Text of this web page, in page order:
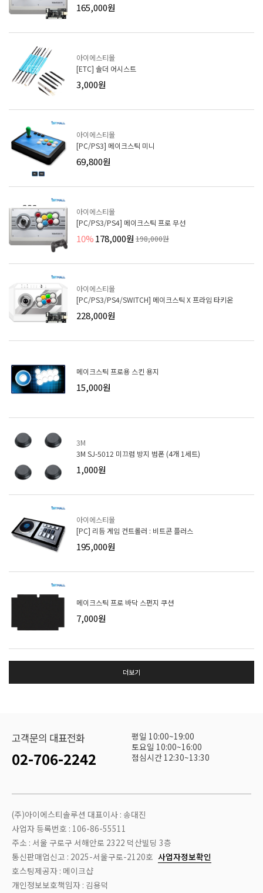
165,000원
아이에스티몰
[ETC] 솔더 어시스트
3,000원
아이에스티몰
[PC/PS3] 메이크스틱 미니
69,800원
아이에스티몰
[PC/PS3/PS4] 메이크스틱 프로 무선
10%178,000원 198,000원
아이에스티몰
[PC/PS3/PS4/SWITCH] 메이크스틱 X 프라임 타키온
228,000원
메이크스틱 프로용 스킨 용지
15,000원
3M
3M SJ-5012 미끄럼 방지 범폰 (4개 1세트)
1,000원
아이에스티몰
[PC] 리듬 게임 컨트롤러 : 비트콘 플러스
195,000원
메이크스틱 프로 바닥 스펀지 쿠션
7,000원
더보기
고객문의 대표전화
02-706-2242
평일 10:00~19:00
토요일 10:00~16:00
점심시간 12:30~13:30
(주)아이에스티솔루션 대표이사 : 송대진
사업자 등록번호 : 106-86-55511
주소 : 서울 구로구 서해안로 2322 덕산빌딩 3층
통신판매업신고 : 2025-서울구로-2120호 사업자정보확인
호스팅제공자 : 메이크샵
개인정보보호책임자 : 김용덕